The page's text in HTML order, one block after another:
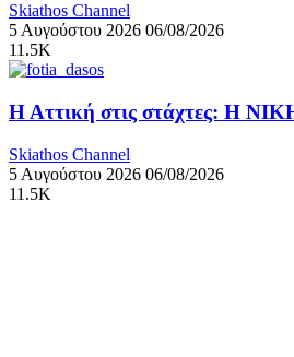
Skiathos Channel
5 Αυγούστου 2026 06/08/2026
11.5K
Η Αττική στις στάχτες: Η
Skiathos Channel
5 Αυγούστου 2026 06/08/2026
11.5K